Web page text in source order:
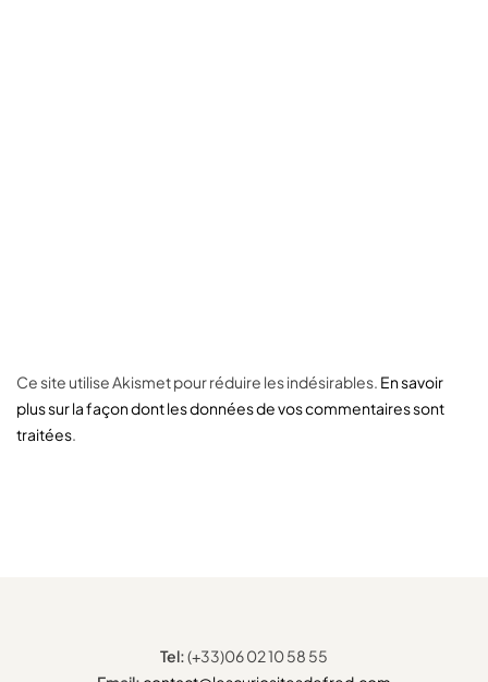
Ce site utilise Akismet pour réduire les indésirables. En savoir
plus sur la façon dont les données de vos commentaires sont
traitées.
Tel:(+33)06 02 10 58 55